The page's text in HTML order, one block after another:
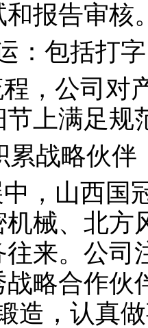
报告审核
：包括打
，公司对
上满足规
累战略伙伴
，山西国
械、北方
往来。公司
略合作伙
造，认真